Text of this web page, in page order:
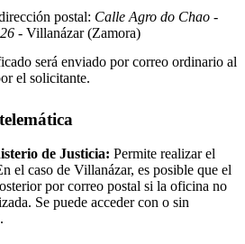
postal: Calle Agro do Chao -
- Villanázar(Zamora)
será enviado por correo ordinario al
el solicitante.
de Justicia: Permite realizar el
el caso de Villanázar, es posible que el
por correo postal si la oficina no
Se puede acceder con o sin